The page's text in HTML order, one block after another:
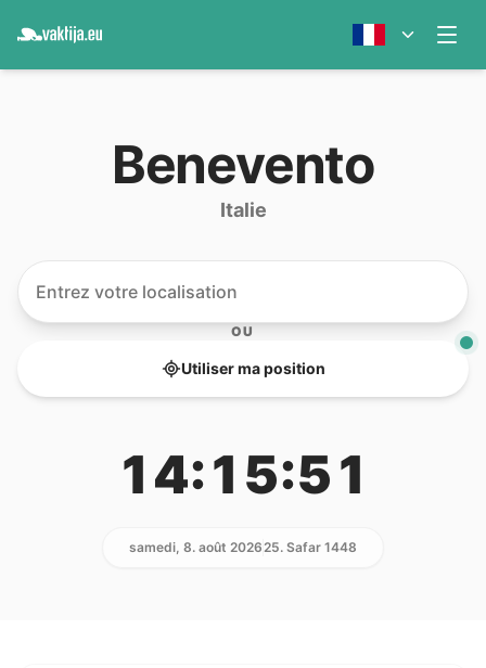
Benevento
Italie
OU
Utiliser ma position
14:15:51
samedi, 8. août 202625. Safar 1448